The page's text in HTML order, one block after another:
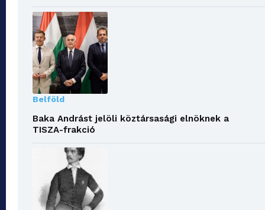
Belföld
Baka Andrást jelöli köztársasági elnöknek a
TISZA-frakció